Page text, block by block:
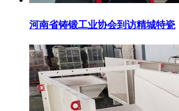
河南省铸锻工业协会到访精城特瓷